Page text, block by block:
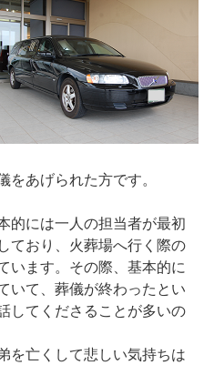
をあげられた方です。
的には一人の担当者が最初
ており、火葬場へ行く際の
います。その際、基本的に
いて、葬儀が終わったとい
してくださることが多いの
を亡くして悲しい気持ちは